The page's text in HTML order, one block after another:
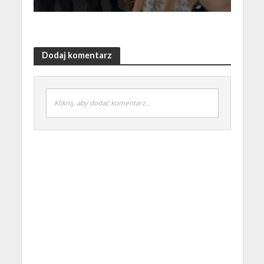
Dodaj komentarz
Kliknij, aby dodać komentarz...